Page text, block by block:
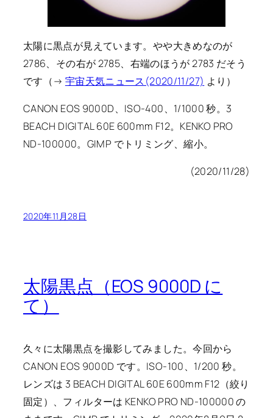
太陽に黒点が見えています。やや大きめなのが
2786、その右が 2785、右端のほうが 2783 だそう
です（→ 宇宙天気ニュース(2020/11/27) より）
CANON EOS 9000D、ISO-400、1/1000 秒。3
BEACH DIGITAL 60E 600mm F12。KENKO PRO
ND-100000。GIMP でトリミング、縮小。
(2020/11/28)
2020年11月28日
太陽黒点（EOS 9000D に
て）
久々に太陽黒点を撮影してみました。今回から
CANON EOS 9000D です。ISO-100、1/200 秒。
レンズは 3 BEACH DIGITAL 60E 600mm F12（絞り
固定）、フィルターは KENKO PRO ND-100000 の